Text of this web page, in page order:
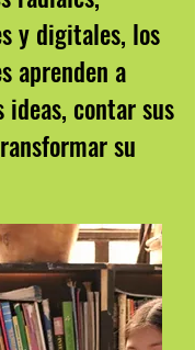
y digitales, los
aprenden a
ideas, contar sus
su